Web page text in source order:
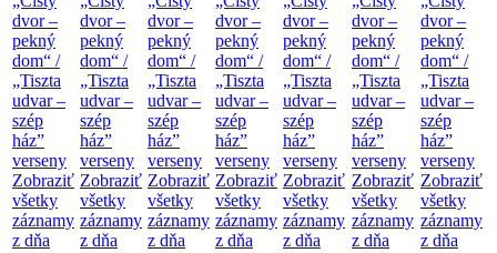
dvor –
pekný
dom“ /
„Tiszta
udvar –
szép
ház”
verseny
Zobraziť
všetky
záznamy
z dňa
dvor –
pekný
dom“ /
„Tiszta
udvar –
szép
ház”
verseny
Zobraziť
všetky
záznamy
z dňa
dvor –
pekný
dom“ /
„Tiszta
udvar –
szép
ház”
verseny
Zobraziť
všetky
záznamy
z dňa
dvor –
pekný
dom“ /
„Tiszta
udvar –
szép
ház”
verseny
Zobraziť
všetky
záznamy
z dňa
dvor –
pekný
dom“ /
„Tiszta
udvar –
szép
ház”
verseny
Zobraziť
všetky
záznamy
z dňa
dvor –
pekný
dom“ /
„Tiszta
udvar –
szép
ház”
verseny
Zobraziť
všetky
záznamy
z dňa
dvor –
pekný
dom“ /
„Tiszta
udvar –
szép
ház”
verseny
Zobraziť
všetky
záznamy
z dňa